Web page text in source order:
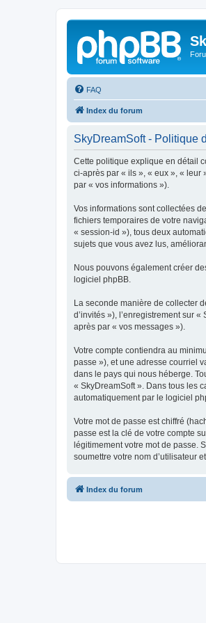
FAQ
Index du forum
SkyDreamSoft - Politique
Cette politique explique en détail
ci-après par « ils », « eux », «
par « vos informations »).
Vos informations sont collectées
fichiers temporaires de votre
« session-id »), tous deux
sujets que vous avez lus,
Nous pouvons également créer
logiciel phpBB.
La seconde manière de collecter
d’invités »), l’enregistrement sur
après par « vos messages »).
Votre compte contiendra au
passe »), et une adresse courriel
dans le pays qui nous héberge.
« SkyDreamSoft ». Dans tous les
automatiquement par le logiciel
Votre mot de passe est chiffré
passe est la clé de votre compte
légitimement votre mot de passe.
soumettre votre nom d’utilisateur
Index du forum